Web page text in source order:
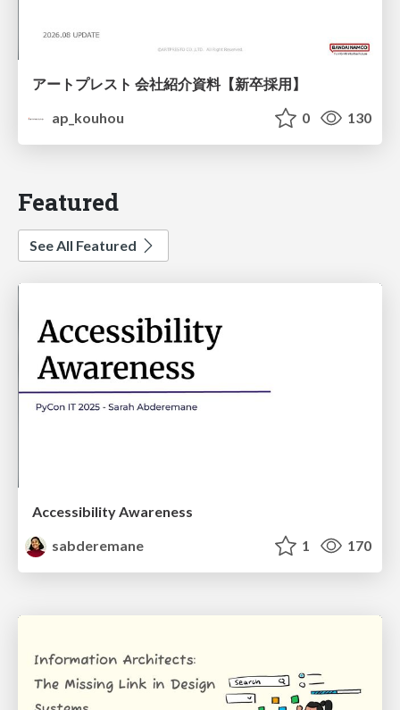
アートプレスト 会社紹介資料【新卒採用】
ap_kouhou
0 130
Featured
See All Featured
Accessibility Awareness
sabderemane
1 170